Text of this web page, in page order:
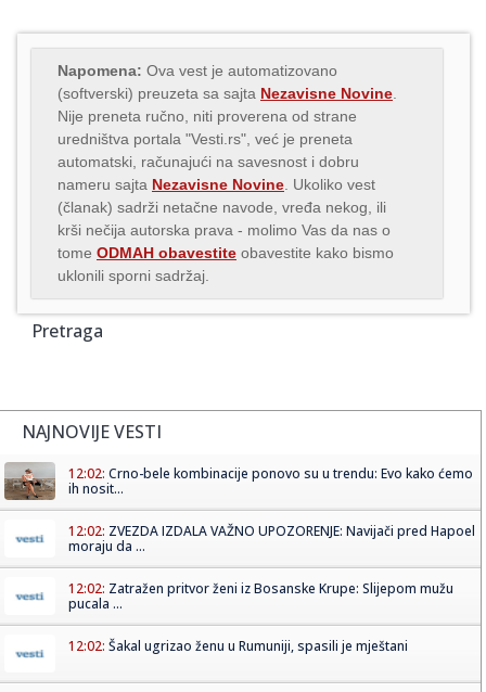
Napomena: Ova vest je automatizovano
(softverski) preuzeta sa sajta Nezavisne Novine
Nije preneta ručno, niti proverena od strane
uredništva portala "Vesti.rs", već je preneta
automatski, računajući na savesnost i dobru
nameru sajta Nezavisne Novine . Ukoliko vest
(članak) sadrži netačne navode, vređa nekog, ili
krši nečija autorska prava - molimo Vas da nas o
tome ODMAH obavestite obavestite kako bismo
uklonili sporni sadržaj.
Pretraga
NAJNOVIJE VESTI
12:02: Crno-bele kombinacije ponovo su u trendu: Evo kako ćemo
ih nosit...
12:02: ZVEZDA IZDALA VAŽNO UPOZORENJE: Navijači pred Hapoel
moraju da ...
12:02: Zatražen pritvor ženi iz Bosanske Krupe: Slijepom mužu
pucala ...
12:02: Šakal ugrizao ženu u Rumuniji, spasili je mještani